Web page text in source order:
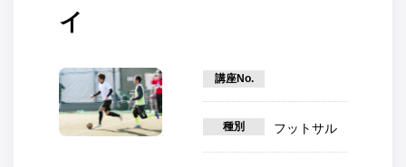
イ
講座No.
種別 フットサル